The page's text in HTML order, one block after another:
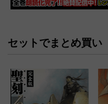
セットでまとめ買い